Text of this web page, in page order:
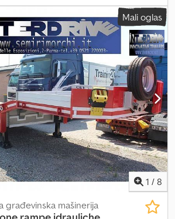
prostora: 1150 x 270 x 390 cm
prednjih guma: 70 Stanje zadnjih guma:
obratite se kompaniji PFEIFER GROUP.
Mali oglas
1 / 8
građevinska mašinerija